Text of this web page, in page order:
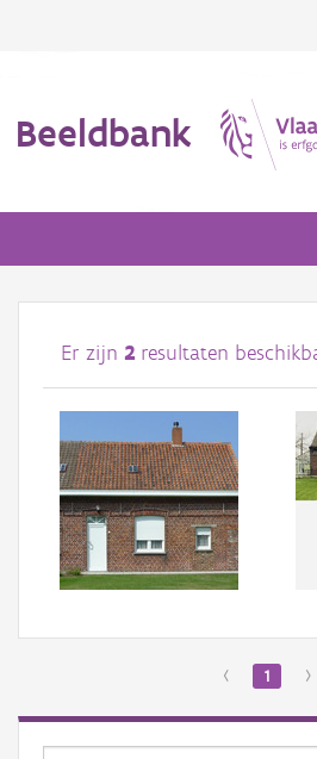
Beeldbank
Afbeeldingen
#BeeldIndeKijker
Hergebruik
Over ons
Aanmelden
Er zijn 2 resultaten
‹ 1 ›